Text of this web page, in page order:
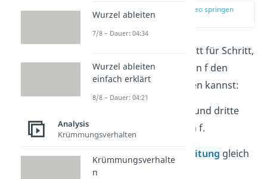
zur Stelle im Video springen
(02:50)
Nun zeigen wir dir Schritt für Schritt,
wie du bei einer Funktion f den
Wendepunkt ausrechnen kannst:
Bestimme die zweite und dritte
Ableitung
der Funktion f.
Setze die zweite Ableitung gleich
0:
Wurzel ableiten
7/8 – Dauer: 04:34
Wurzel ableiten
einfach erklärt
8/8 – Dauer: 04:21
Analysis
Krümmungsverhalten
Krümmungsverhalte
n